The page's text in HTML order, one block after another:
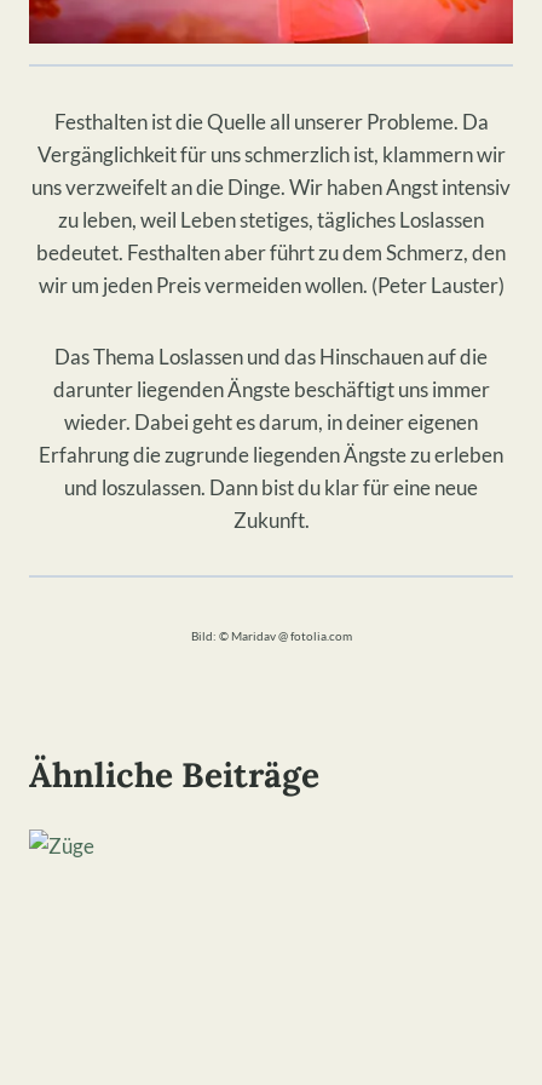
Festhalten ist die Quelle all unserer Probleme. Da
Vergänglichkeit für uns schmerzlich ist, klammern wir
uns verzweifelt an die Dinge. Wir haben Angst intensiv
zu leben, weil Leben stetiges, tägliches Loslassen
bedeutet. Festhalten aber führt zu dem Schmerz, den
wir um jeden Preis vermeiden wollen. (Peter Lauster)
Das Thema Loslassen und das Hinschauen auf die
darunter liegenden Ängste beschäftigt uns immer
wieder. Dabei geht es darum, in deiner eigenen
Erfahrung die zugrunde liegenden Ängste zu erleben
und loszulassen. Dann bist du klar für eine neue
Zukunft.
Bild: © Maridav @ fotolia.com
Ähnliche Beiträge